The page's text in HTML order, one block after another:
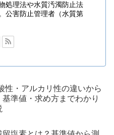
処理法や水質汚濁防止法
公害防止管理者（水質第
性・アルカリ性の違いから
準値・求め方までわかり